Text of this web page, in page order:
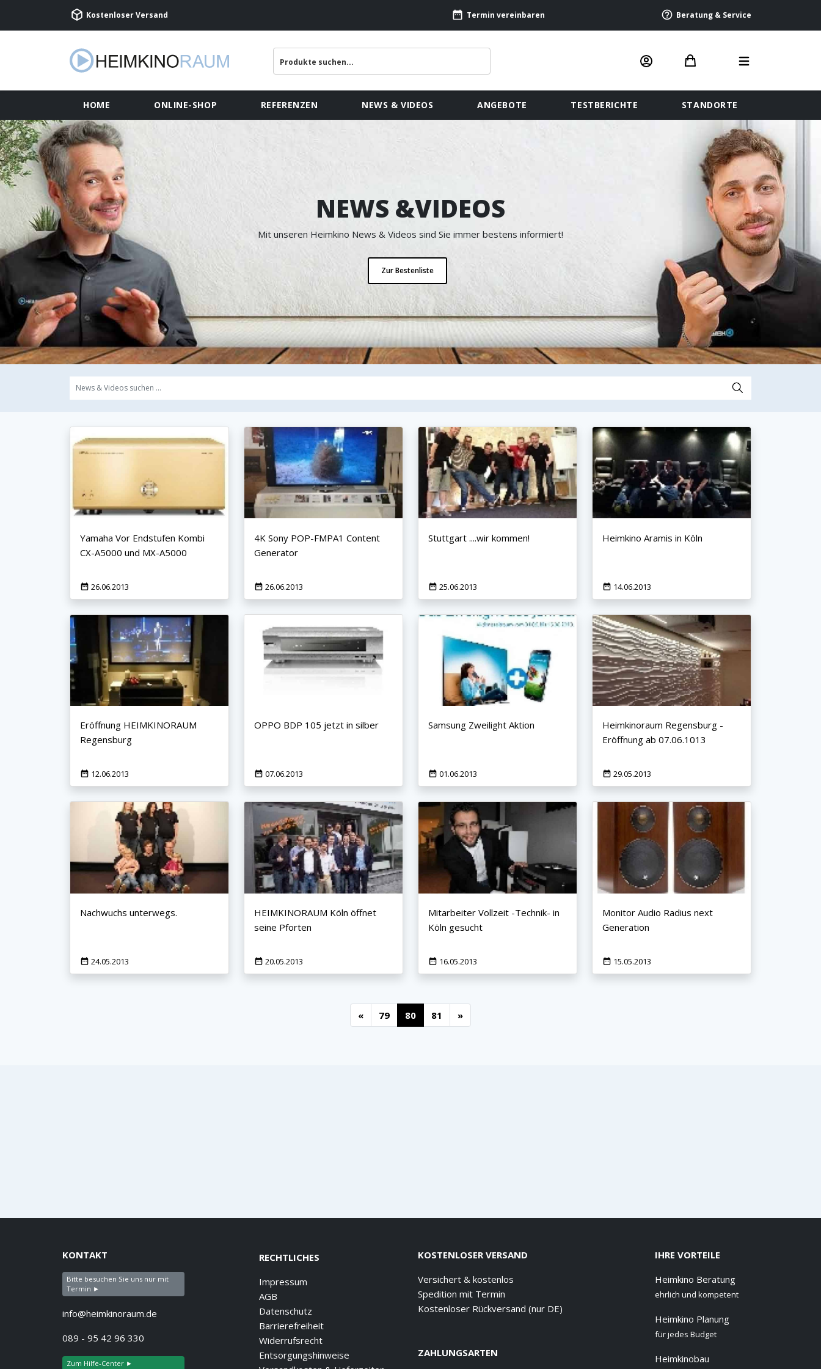
Kostenloser Versand Termin vereinbaren Beratung & Service
HOME ONLINE-SHOP REFERENZEN NEWS & VIDEOS ANGEBOTE TESTBERICHTE STANDORTE
NEWS &VIDEOS
Mit unseren Heimkino News & Videos sind Sie immer bestens informiert!
Zur Bestenliste
Yamaha Vor Endstufen Kombi
CX-A5000 und MX-A5000
26.06.2013
4K Sony POP-FMPA1 Content
Generator
26.06.2013
Stuttgart ....wir kommen!
25.06.2013
Heimkino Aramis in Köln
14.06.2013
Eröffnung HEIMKINORAUM
Regensburg
12.06.2013
OPPO BDP 105 jetzt in silber
07.06.2013
Samsung Zweilight Aktion
01.06.2013
Heimkinoraum Regensburg -
Eröffnung ab 07.06.1013
29.05.2013
Nachwuchs unterwegs.
24.05.2013
HEIMKINORAUM Köln öffnet
seine Pforten
20.05.2013
Mitarbeiter Vollzeit -Technik- in
Köln gesucht
16.05.2013
Monitor Audio Radius next
Generation
15.05.2013
« 79 80 81 »
KONTAKT
Bitte besuchen Sie uns nur mit
Termin ►
info@heimkinoraum.de
089 - 95 42 96 330
Zum Hilfe-Center ►
RECHTLICHES
Impressum
AGB
Datenschutz
Barrierefreiheit
Widerrufsrecht
Entsorgungshinweise
KOSTENLOSER VERSAND
Versichert & kostenlos
Spedition mit Termin
Kostenloser Rückversand (nur DE)
ZAHLUNGSARTEN
IHRE VORTEILE
Heimkino Beratung
ehrlich und kompetent
Heimkino Planung
für jedes Budget
Heimkinobau
×
KEINE ANGEBOTE
VERPASSEN
Erhalten Sie exklusive Angebote, News und
jederzeit kündbar.
Jetzt anmelden
Mit der Anmeldung akzeptieren Sie unsere
Datenschutzerklärung. Sie können sich